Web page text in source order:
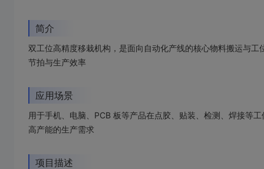
简介
双工位高精度移栽机构，是面向自动化产线的核心物料搬运与
节拍与生产效率
应用场景
用于手机、电脑、PCB 板等产品在点胶、贴装、检测、焊接等
高产能的生产需求
项目描述